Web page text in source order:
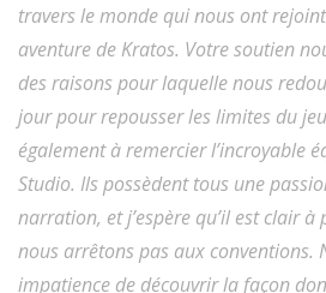
travers le monde qui nous ont
aventure de Kratos. Votre soutien
des raisons pour laquelle nous
jour pour repousser les limites du
également à remercier l’incroyable
Studio. Ils possèdent tous une
narration, et j’espère qu’il est clair à
nous arrêtons pas aux conventions.
impatience de découvrir la façon